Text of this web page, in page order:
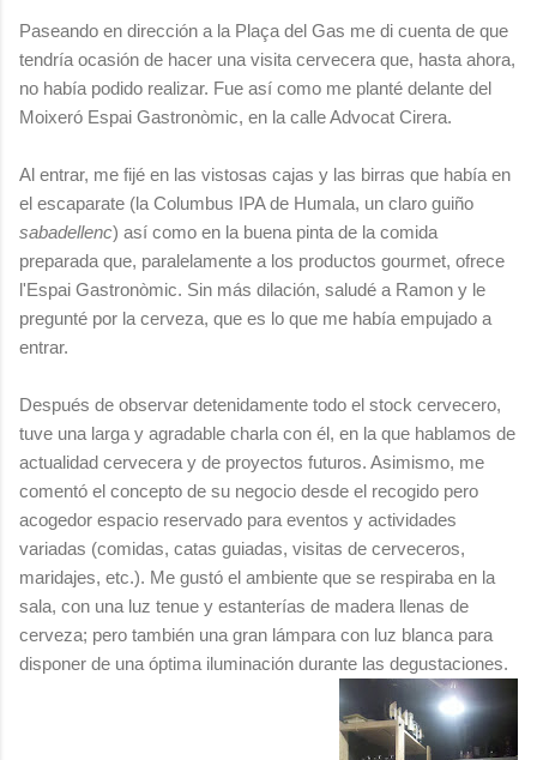
Paseando en dirección a la Plaça del Gas me di cuenta de que
tendría ocasión de hacer una visita cervecera que, hasta ahora,
no había podido realizar. Fue así como me planté delante del
Moixeró Espai Gastronòmic, en la calle Advocat Cirera.
Al entrar, me fijé en las vistosas cajas y las birras que había en
el escaparate (la Columbus IPA de Humala, un claro guiño
sabadellenc) así como en la buena pinta de la comida
preparada que, paralelamente a los productos gourmet, ofrece
l'Espai Gastronòmic. Sin más dilación, saludé a Ramon y le
pregunté por la cerveza, que es lo que me había empujado a
entrar.
Después de observar detenidamente todo el stock cervecero,
tuve una larga y agradable charla con él, en la que hablamos de
actualidad cervecera y de proyectos futuros. Asimismo, me
comentó el concepto de su negocio desde el recogido pero
acogedor espacio reservado para eventos y actividades
variadas (comidas, catas guiadas, visitas de cerveceros,
maridajes, etc.). Me gustó el ambiente que se respiraba en la
sala, con una luz tenue y estanterías de madera llenas de
cerveza; pero también una gran lámpara con luz blanca para
disponer de una óptima iluminación durante las degustaciones.